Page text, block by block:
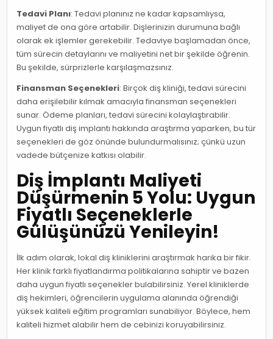
Tedavi Planı: Tedavi planınız ne kadar kapsamlıysa,
maliyet de ona göre artabilir. Dişlerinizin durumuna bağlı
olarak ek işlemler gerekebilir. Tedaviye başlamadan önce,
tüm sürecin detaylarını ve maliyetini net bir şekilde öğrenin.
Bu şekilde, sürprizlerle karşılaşmazsınız.
Finansman Seçenekleri: Birçok diş kliniği, tedavi sürecini
daha erişilebilir kılmak amacıyla finansman seçenekleri
sunar. Ödeme planları, tedavi sürecini kolaylaştırabilir.
Uygun fiyatlı diş implantı hakkında araştırma yaparken, bu tür
seçenekleri de göz önünde bulundurmalısınız; çünkü uzun
vadede bütçenize katkısı olabilir.
Diş İmplantı Maliyeti
Düşürmenin 5 Yolu: Uygun
Fiyatlı Seçeneklerle
Gülüşünüzü Yenileyin!
İlk adım olarak, lokal diş kliniklerini araştırmak harika bir fikir.
Her klinik farklı fiyatlandırma politikalarına sahiptir ve bazen
daha uygun fiyatlı seçenekler bulabilirsiniz. Yerel kliniklerde
diş hekimleri, öğrencilerin uygulama alanında öğrendiği
yüksek kaliteli eğitim programları sunabiliyor. Böylece, hem
kaliteli hizmet alabilir hem de cebinizi koruyabilirsiniz.